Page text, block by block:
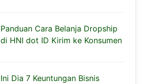
Panduan Cara Belanja Dropship
di HNI dot ID Kirim ke Konsumen
Ini Dia 7 Keuntungan Bisnis